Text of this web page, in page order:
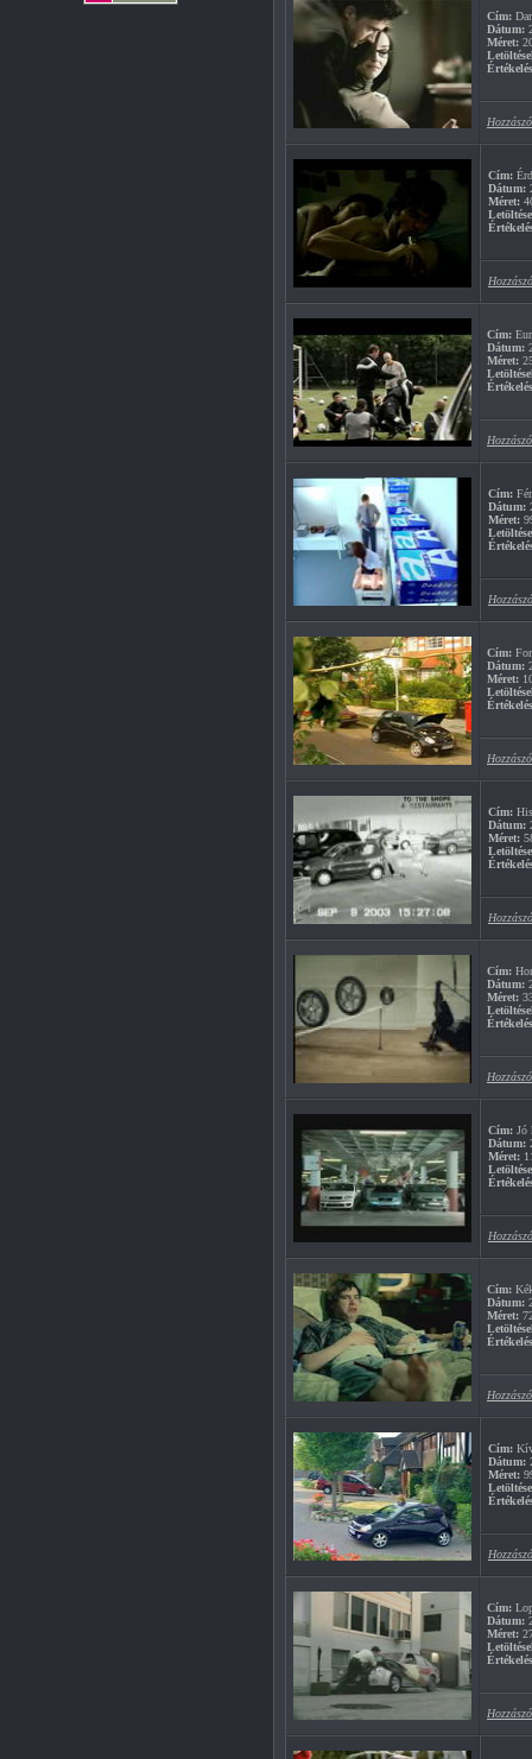
Cím:
Dátum:
Méret:
Cím:
Dátum:
Méret:
Cím:
Dátum:
Méret:
Cím:
Dátum:
Méret:
Cím:
Dátum:
Méret:
Cím:
Dátum:
Méret:
Cím:
Dátum:
Méret:
Cím: Jó
Dátum:
Méret:
Cím:
Dátum:
Méret:
Cím:
Dátum:
Méret:
Cím:
Dátum:
Méret: